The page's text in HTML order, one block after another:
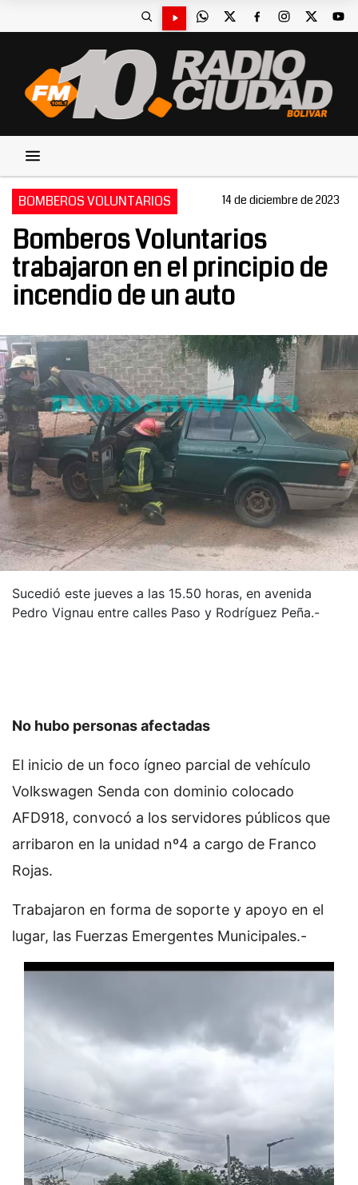
BOMBEROS VOLUNTARIOS 14 de diciembre de 2023
Bomberos Voluntarios
trabajaron en el principio de
incendio de un auto
Sucedió este jueves a las 15.50 horas, en avenida
Pedro Vignau entre calles Paso y Rodríguez Peña.-
No hubo personas afectadas
El inicio de un foco ígneo parcial de vehículo
Volkswagen Senda con dominio colocado
AFD918, convocó a los servidores públicos que
arribaron en la unidad nº4 a cargo de Franco
Rojas.
Trabajaron en forma de soporte y apoyo en el
lugar, las Fuerzas Emergentes Municipales.-